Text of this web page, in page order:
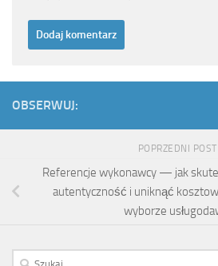
OBSERWUJ:
POPRZEDNI POST
Referencje wykonawcy — jak
autentyczność i uniknąć
wyborze
Szukaj: